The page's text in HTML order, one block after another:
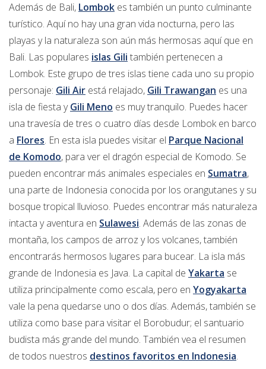
Además de Bali, Lombok es también un punto culminante
turístico. Aquí no hay una gran vida nocturna, pero las
playas y la naturaleza son aún más hermosas aquí que en
Bali. Las populares islas Gili también pertenecen a
Lombok. Este grupo de tres islas tiene cada uno su propio
personaje: Gili Air está relajado, Gili Trawangan es una
isla de fiesta yGili Meno es muy tranquilo. Puedes hacer
una travesía de tres o cuatro días desde Lombok en barco
a Flores. En esta isla puedes visitar el Parque Nacional
de Komodo, para ver el dragón especial de Komodo. Se
pueden encontrar más animales especiales en Sumatra,
una parte de Indonesia conocida por los orangutanes y su
bosque tropical lluvioso. Puedes encontrar más naturaleza
intacta y aventura en Sulawesi. Además de las zonas de
montaña, los campos de arroz y los volcanes, también
encontrarás hermosos lugares para bucear. La isla más
grande de Indonesia es Java. La capital de Yakarta se
utiliza principalmente como escala, pero en Yogyakarta
vale la pena quedarse uno o dos días. Además, también se
utiliza como base para visitar el Borobudur; el santuario
budista más grande del mundo. También vea el resumen
de todos nuestros destinos favoritos en Indonesia.